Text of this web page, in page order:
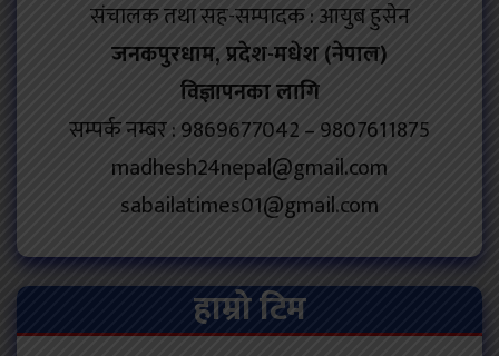
संचालक तथा सह-सम्पादक : आयुब हुसेन
जनकपुरधाम, प्रदेश-मधेश (नेपाल)
विज्ञापनका लागि
सम्पर्क नम्बर : 9869677042 – 9807611875
madhesh24nepal@gmail.com
sabailatimes01@gmail.com
हाम्रो टिम